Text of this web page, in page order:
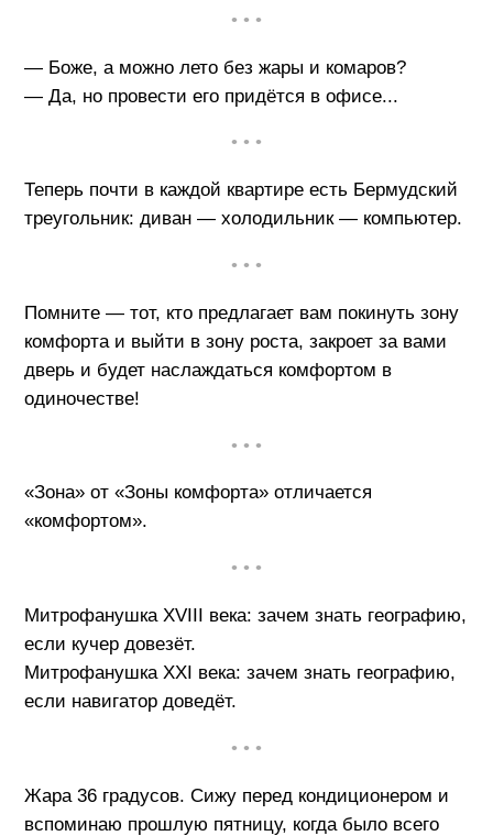
• • •
— Боже, а можно лето без жары и комаров?
— Да, но провести его придётся в офисе...
• • •
Теперь почти в каждой квартире есть Бермудский
треугольник: диван — холодильник — компьютер.
• • •
Помните — тот, кто предлагает вам покинуть зону
комфорта и выйти в зону роста, закроет за вами
дверь и будет наслаждаться комфортом в
одиночестве!
• • •
«Зона» от «Зоны комфорта» отличается
«комфортом».
• • •
Митрофанушка XVIII века: зачем знать географию,
если кучер довезёт.
Митрофанушка XXI века: зачем знать географию,
если навигатор доведёт.
• • •
Жара 36 градусов. Сижу перед кондиционером и
вспоминаю прошлую пятницу, когда было всего